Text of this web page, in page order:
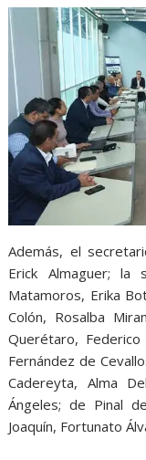
Además, el
Erick Almaguer; la
Matamoros, Erika
Colón, Rosalba
Querétaro,
Fernández de
Cadereyta, Alma
Ángeles; de Pinal
Joaquín, Fortunato